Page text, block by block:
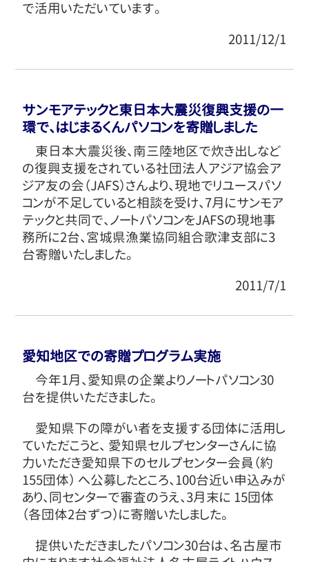
で活用いただいています。
2011/12/1
サンモアテックと東日本大震災復興支援の一
環で、はじまるくんパソコンを寄贈しました
東日本大震災後、南三陸地区で炊き出しなど
の復興支援をされている社団法人アジア協会ア
ジア友の会（JAFS）さんより、現地でリユースパソ
コンが不足していると相談を受け、7月にサンモア
テックと共同で、ノートパソコンをJAFSの現地事
務所に2台、宮城県漁業協同組合歌津支部に3
台寄贈いたしました。
2011/7/1
愛知地区での寄贈プログラム実施
今年1月、愛知県の企業よりノートパソコン30
台を提供いただきました。
愛知県下の障がい者を支援する団体に活用し
ていただこうと、 愛知県セルプセンターさんに協
力いただき愛知県下のセルプセンター会員（約
155団体） へ公募したところ、100台近い申込みが
あり、同センターで審査のうえ、3月末に 15団体
（各団体2台ずつ）に寄贈いたしました。
提供いただきましたパソコン30台は、名古屋市